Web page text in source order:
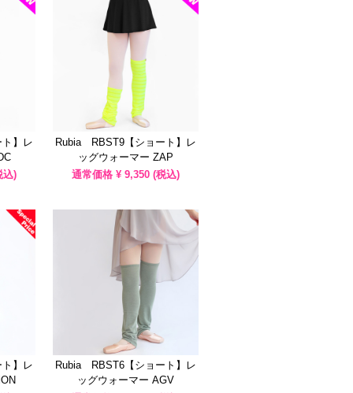
】レ
込)
Rubia RBST9【ショート】レ
ッグウォーマー ZAP
通常価格 ¥ 9,350 (税込)
】レ
Rubia RBST6【ショート】レ
ッグウォーマー AGV